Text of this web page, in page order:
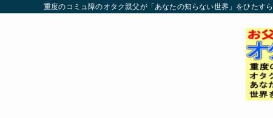
重度のコミュ障のオタク親父が「あなたの知らない世界」をひたす